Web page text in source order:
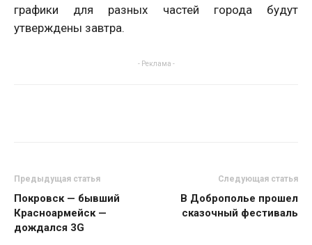
графики для разных частей города будут
утверждены завтра.
- Реклама -
Предыдущая статья
Покровск — бывший
Красноармейск —
дождался 3G
Следующая статья
В Доброполье прошел
сказочный фестиваль